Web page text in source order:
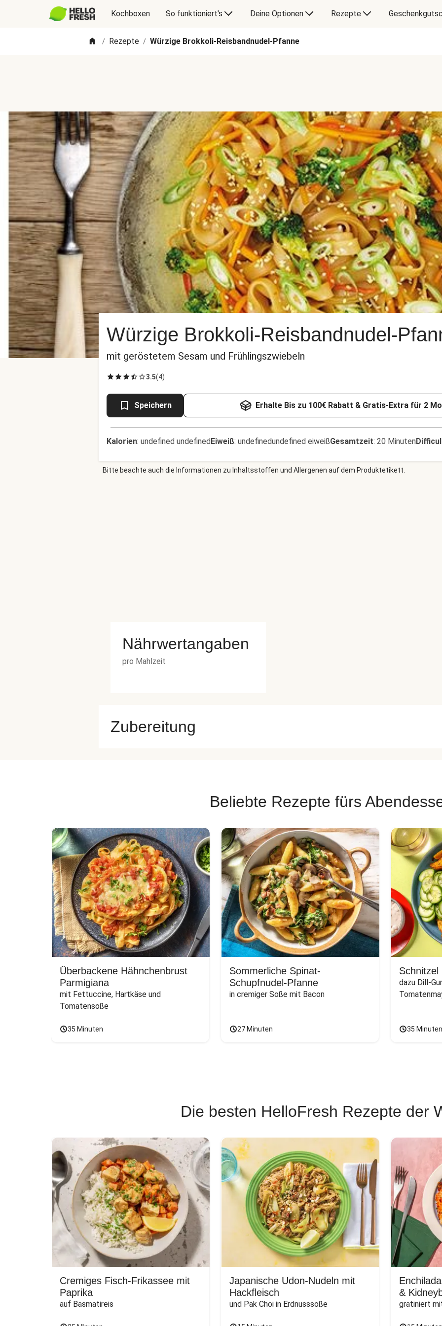
Kochboxen So funktioniert's Deine Optionen Rezepte
/ Rezepte / Würzige Brokkoli-Reisbandnudel-Pfanne
Würzige Brokkoli-Reisbandnudel-
mit geröstetem Sesam und Frühlingszwiebeln
3.5(4)
Speichern Erhalte Bis zu 100€ Rabatt & Gratis-Extra für 2
Kalorien: undefined undefinedEiweiß: undefinedundefined eiweißGesamtzeit: 20 Minuten
Bitte beachte auch die Informationen zu Inhaltsstoffen und Allergenen auf dem Produktetikett.
Nährwertangaben
pro Mahlzeit
Zubereitung
Beliebte Rezepte fürs
Überbackene Hähnchenbrust
Parmigiana
mit Fettuccine, Hartkäse und
Tomatensoße
35 Minuten
Sommerliche Spinat-
Schupfnudel-Pfanne
in cremiger Soße mit Bacon
27 Minuten
dazu Dill-
35 Minuten
Die besten HelloFresh Rezepte der
Cremiges Fisch-Frikassee mit
Paprika
auf Basmatireis
Japanische Udon-Nudeln mit
Hackfleisch
und Pak Choi in Erdnusssoße
&
gratiniert